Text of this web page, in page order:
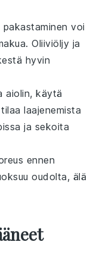
voi
Oliiviöljy ja
hyvin
aiolin, käytä
laajenemista
ja sekoita
ennen
oudolta, älä